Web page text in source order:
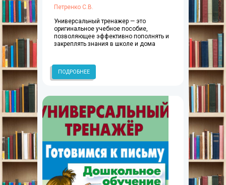
Петренко С.В.
Универсальный тренажер — это
оригинальное учебное пособие,
позволяющее эффективно пополнять и
закреплять знания в школе и дома
ПОДРОБНЕЕ